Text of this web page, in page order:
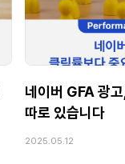
네이버 GFA 광
따로 있습니다
2025.05.12